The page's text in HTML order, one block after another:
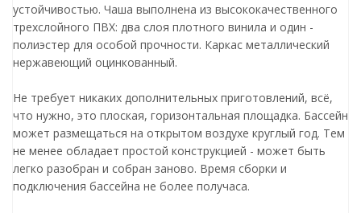
устойчивостью. Чаша выполнена из высококачественного
трехслойного ПВХ: два слоя плотного винила и один -
полиэстер для особой прочности. Каркас металлический
нержавеющий оцинкованный.
Не требует никаких дополнительных приготовлений, всё,
что нужно, это плоская, горизонтальная площадка. Бассейн
может размещаться на открытом воздухе круглый год. Тем
не менее обладает простой конструкцией - может быть
легко разобран и собран заново. Время сборки и
подключения бассейна не более получаса.